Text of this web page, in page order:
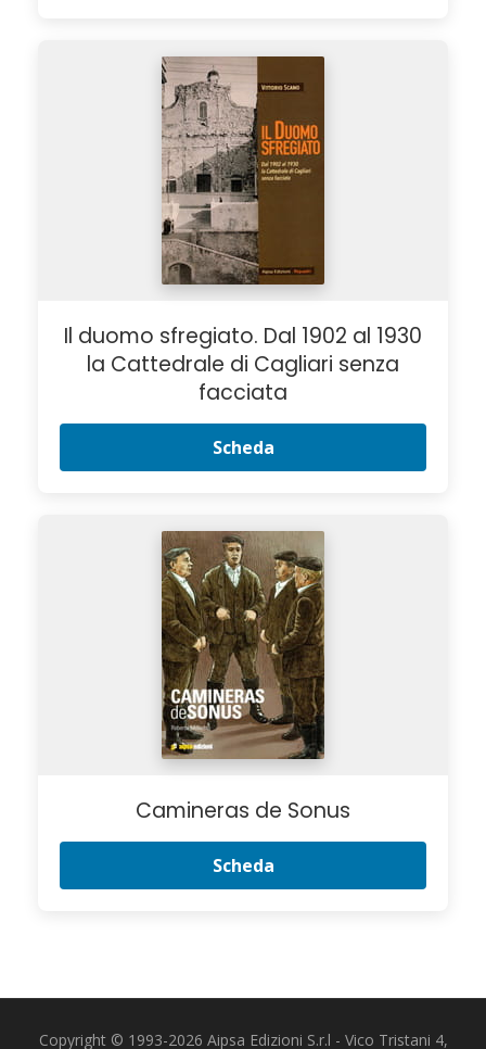
Il duomo sfregiato. Dal 1902 al 1930
la Cattedrale di Cagliari senza
facciata
Scheda
Camineras de Sonus
Scheda
Copyright © 1993-2026 Aipsa Edizioni S.r.l - Vico Tristani 4,